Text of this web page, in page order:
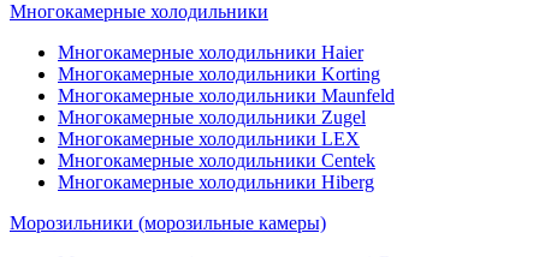
Многокамерные холодильники
Многокамерные холодильники Haier
Многокамерные холодильники Korting
Многокамерные холодильники Maunfeld
Многокамерные холодильники Zugel
Многокамерные холодильники LEX
Многокамерные холодильники Centek
Многокамерные холодильники Hiberg
Морозильники (морозильные камеры)